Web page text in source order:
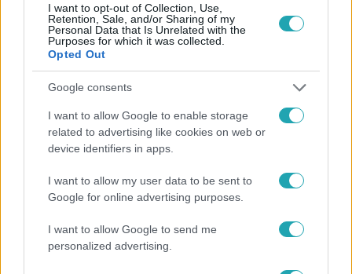
I want to opt-out of Collection, Use,
Retention, Sale, and/or Sharing of my
Personal Data that Is Unrelated with the
Purposes for which it was collected.
Opted Out
Google consents
I want to allow Google to enable storage
related to advertising like cookies on web or
device identifiers in apps.
I want to allow my user data to be sent to
Google for online advertising purposes.
I want to allow Google to send me
personalized advertising.
Népszerű